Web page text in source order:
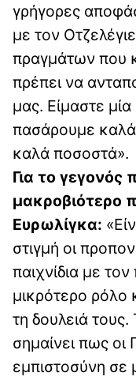
γρήγορες
με τον
πραγμάτων που
πρέπει να
μας. Είμαστε
πασάρουμε
καλά ποσοστά».
Για το γεγονός
μακροβιότερο
Ευρωλίγκα:
στιγμή οι
παιχνίδια με
μικρότερο ρόλο
τη δουλειά τους.
σημαίνει πως οι
εμπιστοσύνη σε